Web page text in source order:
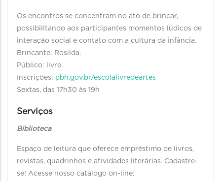
Os encontros se concentram no ato de brincar,
possibilitando aos participantes momentos lúdicos de
interação social e contato com a cultura da infância.
Brincante: Rosilda.
Público: livre.
Inscrições: pbh.gov.br/escolalivredeartes
Sextas, das 17h30 às 19h
Serviços
Biblioteca
Espaço de leitura que oferece empréstimo de livros,
revistas, quadrinhos e atividades literárias. Cadastre-
se! Acesse nosso catálogo on-line: